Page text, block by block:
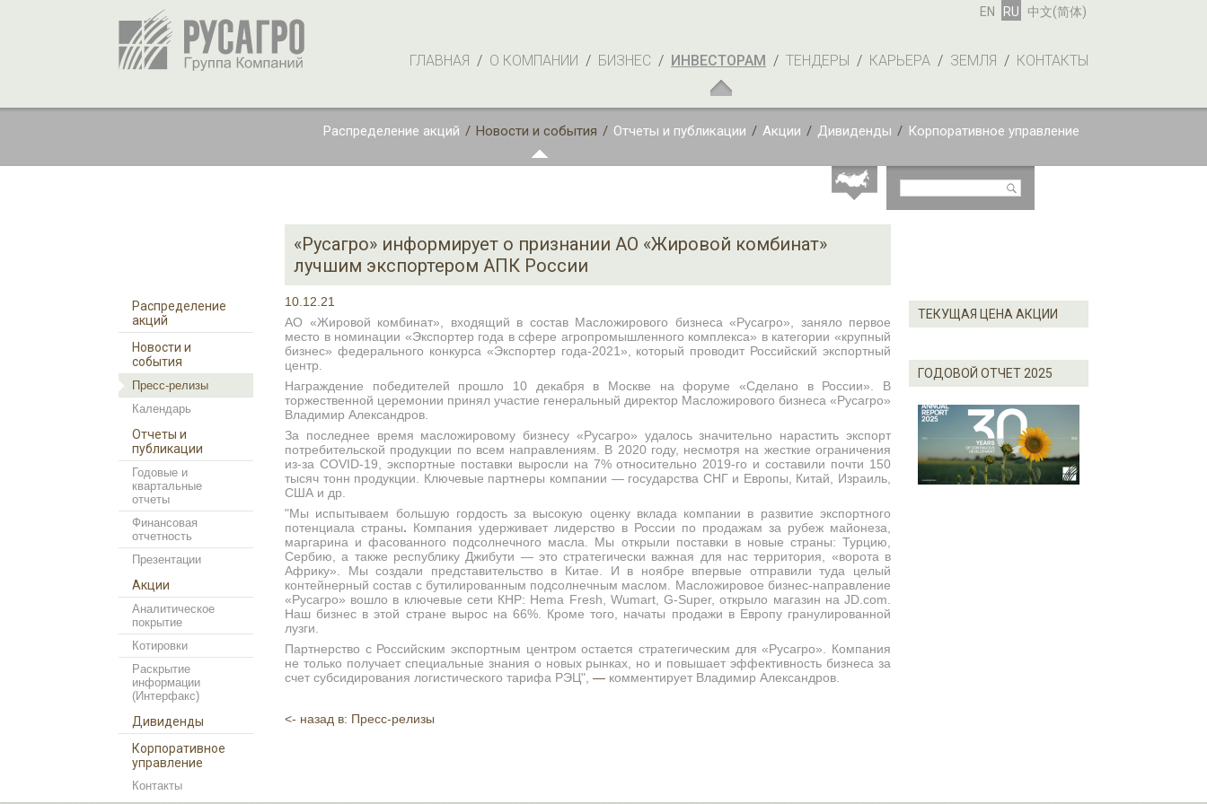
ГЛАВНАЯ / О КОМПАНИИ / БИЗНЕС / ИНВЕСТОРАМ / ТЕНДЕРЫ / КАРЬЕРА / ЗЕМЛЯ / КОНТАКТЫ
EN RU 中文(简体)
Распределение акций / Новости и события / Отчеты и публикации / Акции / Дивиденды / Корпоративное управление
Распределение
акций
Новости и
события
Пресс-релизы
Календарь
Отчеты и
публикации
Годовые и
квартальные
отчеты
Финансовая
отчетность
Презентации
Акции
Аналитическое
покрытие
Котировки
Раскрытие
информации
(Интерфакс)
Дивиденды
Корпоративное
управление
Контакты
ТЕКУЩАЯ ЦЕНА АКЦИИ
ГОДОВОЙ ОТЧЕТ 2025
«Русагро» информирует о признании АО «Жировой комбинат»
лучшим экспортером АПК России
10.12.21
АО «Жировой комбинат», входящий в состав Масложирового бизнеса «Русагро», заняло первое
место в номинации «Экспортер года в сфере агропромышленного комплекса» в категории «крупный
бизнес» федерального конкурса «Экспортер года-2021», который проводит Российский экспортный
центр.
Награждение победителей прошло 10 декабря в Москве на форуме «Сделано в России». В
торжественной церемонии принял участие генеральный директор Масложирового бизнеса «Русагро»
Владимир Александров.
За последнее время масложировому бизнесу «Русагро» удалось значительно нарастить экспорт
потребительской продукции по всем направлениям. В 2020 году, несмотря на жесткие ограничения
из-за COVID-19, экспортные поставки выросли на 7% относительно 2019-го и составили почти 150
тысяч тонн продукции. Ключевые партнеры компании — государства СНГ и Европы, Китай, Израиль,
США и др.
"Мы испытываем большую гордость за высокую оценку вклада компании в развитие экспортного
потенциала страны. Компания удерживает лидерство в России по продажам за рубеж майонеза,
маргарина и фасованного подсолнечного масла. Мы открыли поставки в новые страны: Турцию,
Сербию, а также республику Джибути — это стратегически важная для нас территория, «ворота в
Африку». Мы создали представительство в Китае. И в ноябре впервые отправили туда целый
контейнерный состав с бутилированным подсолнечным маслом. Масложировое бизнес-направление
«Русагро» вошло в ключевые сети КНР: Hema Fresh, Wumart, G-Super, открыло магазин на JD.com.
Наш бизнес в этой стране вырос на 66%. Кроме того, начаты продажи в Европу гранулированной
лузги.
Партнерство с Российским экспортным центром остается стратегическим для «Русагро». Компания
не только получает специальные знания о новых рынках, но и повышает эффективность бизнеса за
счет субсидирования логистического тарифа РЭЦ", — комментирует Владимир Александров.
<- назад в: Пресс-релизы